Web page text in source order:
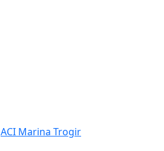
ACI Marina Trogir